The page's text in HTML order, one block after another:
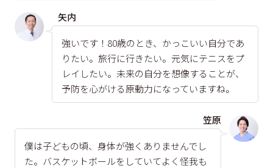
矢内
強いです！80歳のとき、かっこいい自分であ
りたい。旅行に行きたい。元気にテニスをプ
レイしたい。未来の自分を想像することが、
予防を心がける原動力になっていますね。
笠原
僕は子どもの頃、身体が強くありませんでし
た。バスケットボールをしていてよく怪我も